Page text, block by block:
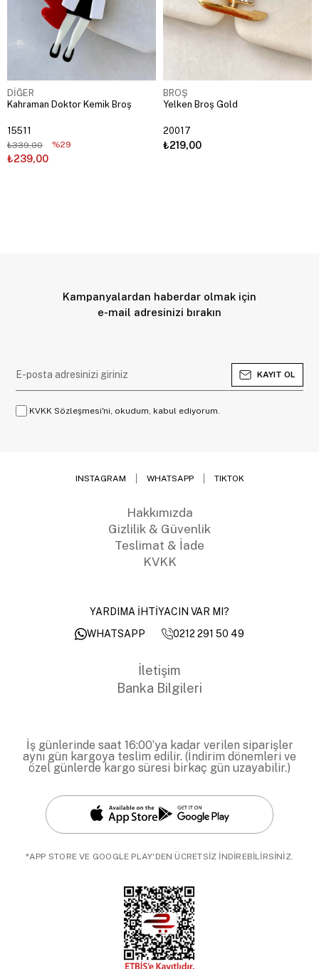
DİĞER
Kahraman Doktor Kemik Broş
15511
₺239,00
₺339,00 %29
BROŞ
Yelken Broş Gold
20017
₺219,00
Kampanyalardan haberdar olmak için
e-mail adresinizi bırakın
KAYIT OL
KVKK Sözleşmesi'ni, okudum, kabul ediyorum.
INSTAGRAM WHATSAPP TIKTOK
Hakkımızda
Gizlilik & Güvenlik
Teslimat & İade
KVKK
YARDIMA İHTİYACIN VAR MI?
WHATSAPP
0212 291 50 49
İletişim
Banka Bilgileri
İş günlerinde saat 16:00’ya kadar verilen siparişler
aynı gün kargoya teslim edilir. (İndirim dönemleri ve
özel günlerde kargo süresi birkaç gün uzayabilir.)
*APP STORE VE GOOGLE PLAY'DEN ÜCRETSİZ İNDİREBİLİRSİNİZ.